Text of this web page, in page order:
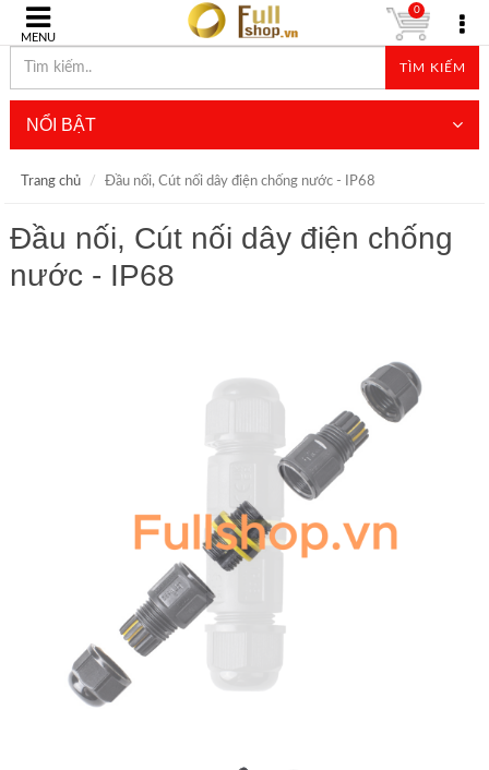
MENU
TÌM KIẾM
0
NỔI BẬT
Trang chủ Đầu nối, Cút nối dây điện chống nước - IP68
Đầu nối, Cút nối dây điện chống
nước - IP68